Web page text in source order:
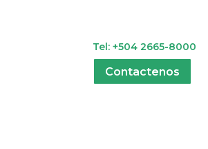
Tel: +504 2665-8000
Contactenos